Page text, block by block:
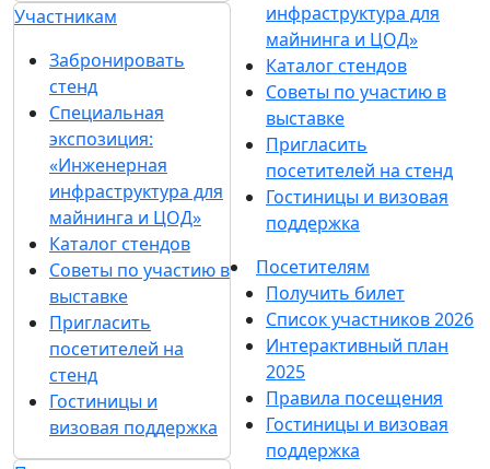
Участникам
Забронировать
стенд
Специальная
экспозиция:
«Инженерная
инфраструктура для
майнинга и ЦОД»
Каталог стендов
Советы по участию в
выставке
Пригласить
посетителей на
стенд
Гостиницы и
визовая поддержка
инфраструктура для
майнинга и ЦОД»
Каталог стендов
Советы по участию в
выставке
Пригласить
посетителей на стенд
Гостиницы и визовая
поддержка
Посетителям
Получить билет
Список участников 2026
Интерактивный план
2025
Правила посещения
Гостиницы и визовая
поддержка